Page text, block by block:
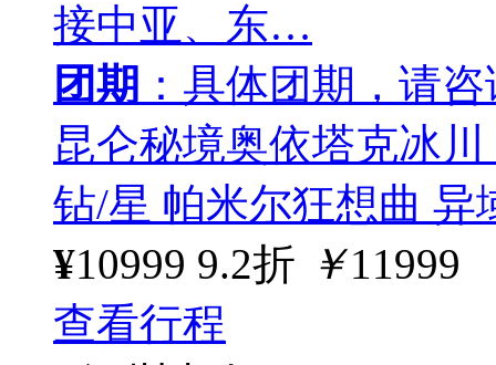
接中亚、东…
团期 ：具体团期，请
昆仑秘境奥依塔克冰川
钻/星 帕米尔狂想曲 异
¥10999 9.2折 ￥11999
查看行程